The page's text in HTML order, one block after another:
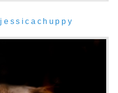
jessicachuppy